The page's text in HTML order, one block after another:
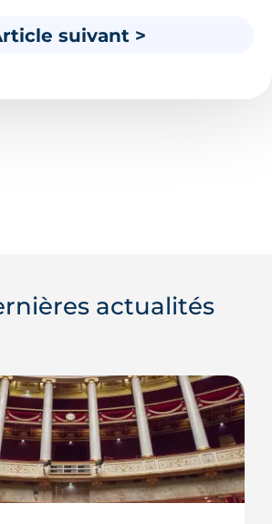
suivant >
actualités